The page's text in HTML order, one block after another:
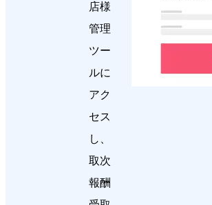
店様
管理
ツー
ルに
アク
セス
し、
取次
報酬